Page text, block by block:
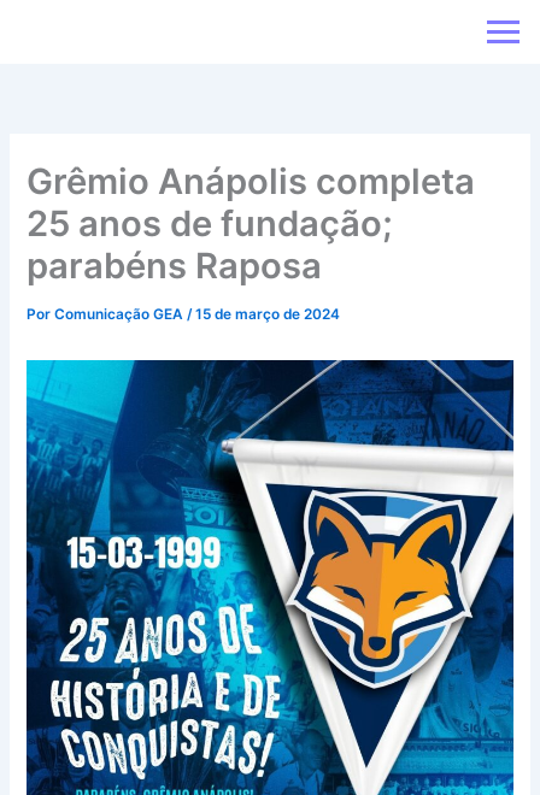
Grêmio Anápolis completa
25 anos de fundação;
parabéns Raposa
PorComunicação GEA/15 de março de 2024